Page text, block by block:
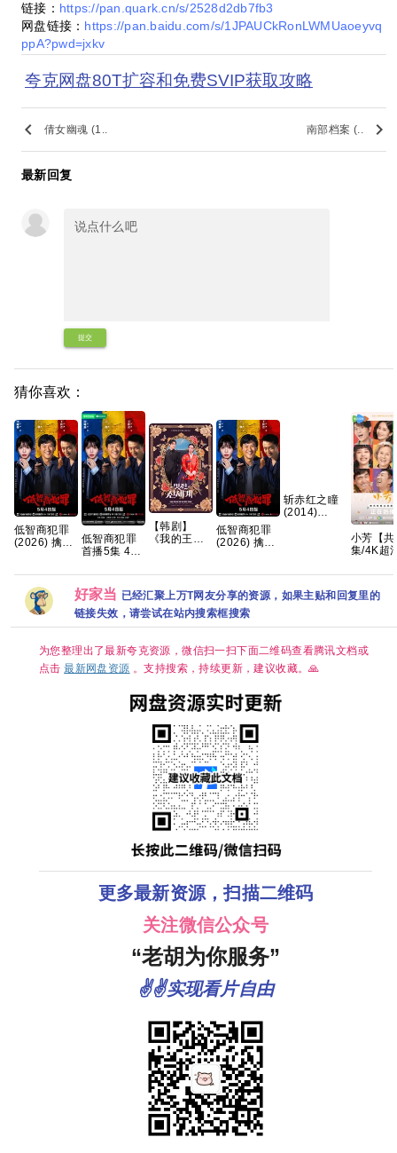
链接： https://pan.quark.cn/s/2528d2db7fb3
网盘链接： https://pan.baidu.com/s/1JPAUCkRonLWMUaoeyvq
ppA?pwd=jxkv
夸克网盘80T扩容和免费SVIP获取攻略
keyboard_arrow_left 倩女幽魂 (1.. 南部档案‎ (.. keyboard_arrow_right
最新回复
提交
猜你喜欢：
低智商犯罪
(2026) 擒贼
S01杜比音
效 HDR
HiveWeb/内
嵌简中字幕/
【单集1～
低智商犯罪
首播5集 4K
【韩剧】
《我的王室
张胜祖 李世
熙 金玟锡 蔡
书安 金海淑
2026/喜剧/
爱情/奇幻/已
低智商犯罪
(2026) 擒贼
杜比音效
HDR
HiveWeb/内
嵌简中字幕/
【单集1～
斩赤红之瞳
(2014)
小芳【
集/4K超
手慢无🈲
【王影璐
辛云来｜
芳出嫁，
八黄金档
好家当 已经汇聚上万T网友分享的资源，如果主贴和回复里的
链接失效，请尝试在站内搜索框搜索
为您整理出了最新夸克资源，微信扫一扫下面二维码查看腾讯文档或
点击最新网盘资源 。支持搜索，持续更新，建议收藏。🙏
更多最新资源，扫描二维码
关注微信公众号
“老胡为你服务”
✌✌实现看片自由